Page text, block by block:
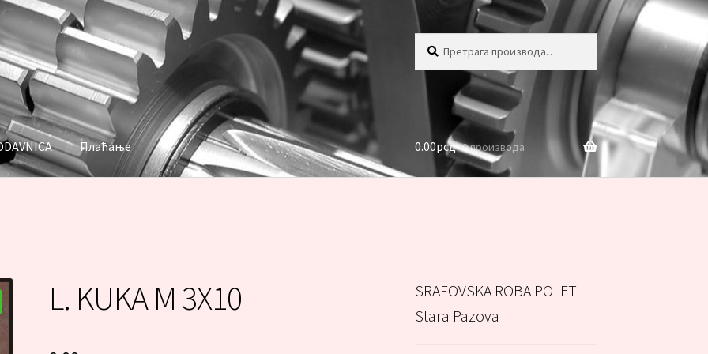
Плаћање 0.00рсд 0 производа
L. KUKA M 3X10
SRAFOVSKA ROBA POLET
Stara Pazova